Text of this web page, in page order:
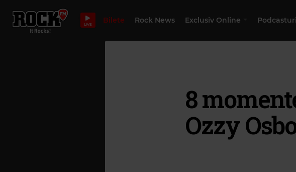
LIVE Bilete Rock News Exclusiv Online Podcasturi
8
Ozzy